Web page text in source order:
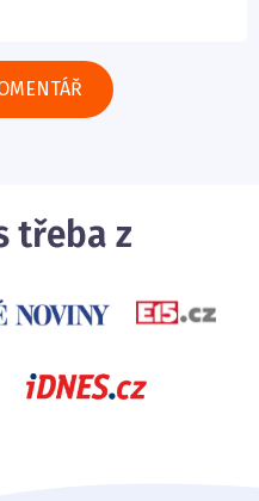
třeba z